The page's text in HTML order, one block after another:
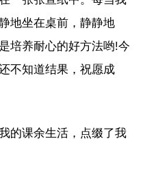
地坐在桌前，静静地
培养耐心的好方法哟!今
不知道结果，祝愿成
的课余生活，点缀了我